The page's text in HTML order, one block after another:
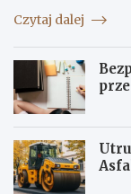
Czytaj dalej